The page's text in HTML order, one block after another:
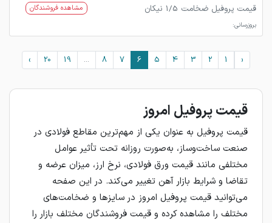
قیمت پروفیل ضخامت 1/5 نیکان
بروزرسانی:
مشاهده فروشندگان
‹
1
2
3
4
5
6
7
8
...
19
20
›
قیمت پروفیل امروز
قیمت پروفیل به عنوان یکی از مهم‌ترین مقاطع فولادی در
صنعت ساخت‌وساز، به‌صورت روزانه تحت تأثیر عوامل
مختلفی مانند قیمت ورق فولادی، نرخ ارز، میزان عرضه و
تقاضا و شرایط بازار آهن تغییر می‌کند. در این صفحه
می‌توانید قیمت پروفیل امروز در سایزها و ضخامت‌های
مختلف را مشاهده کرده و قیمت فروشندگان مختلف بازار را